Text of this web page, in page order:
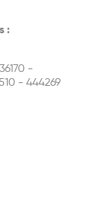
:
-
- 444269